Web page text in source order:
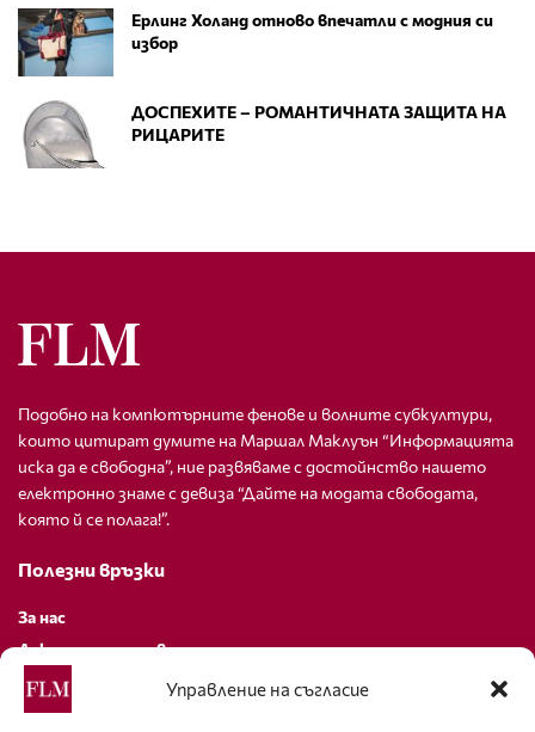
Управление на съгласие
Ерлинг Холанд отново впечатли с модния си
избор
ДОСПЕХИТЕ – РОМАНТИЧНАТА ЗАЩИТА НА
РИЦАРИТЕ
Подобно на компютърните фенове и волните субкултури,
които цитират думите на Маршал Маклуън “Информацията
иска да е свободна”, ние развяваме с достойнство нашето
електронно знаме с девиза “Дайте на модата свободата,
която й се полага!”.
Полезни връзки
За нас
Декларация за поверителност
Политика за бисквитки